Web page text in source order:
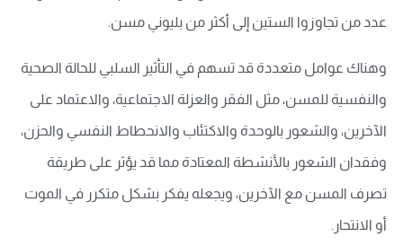
عدد من تجاوزوا الستين إلى أكثر من بليوني مسن.
وهناك عوامل متعددة قد تسهم في التأثير السلبي للحالة الصحية
والنفسية للمسن، مثل الفقر والعزلة الاجتماعية، والاعتماد على
الآخرين، والشعور بالوحدة والاكتئاب والانحطاط النفسي والحزن،
وفقدان الشعور بالأنشطة المعتادة مما قد يؤثر على طريقة
تصرف المسن مع الآخرين، ويجعله يفكر بشكل متكرر في الموت
أو الانتحار.